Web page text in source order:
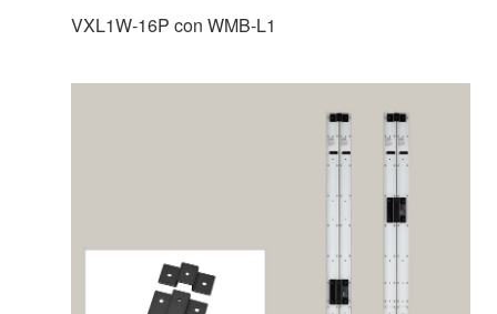
VXL1W-16P con WMB-L1